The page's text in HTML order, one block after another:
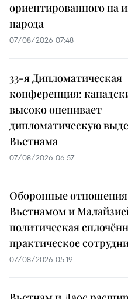
ориентированного на
народа
07/08/2026 07:48
33-я Дипломатическая
конференция:
высоко оценивает
дипломатическую
Вьетнама
07/08/2026 06:57
Оборонные
Вьетнамом и
политическая
практическое
07/08/2026 05:19